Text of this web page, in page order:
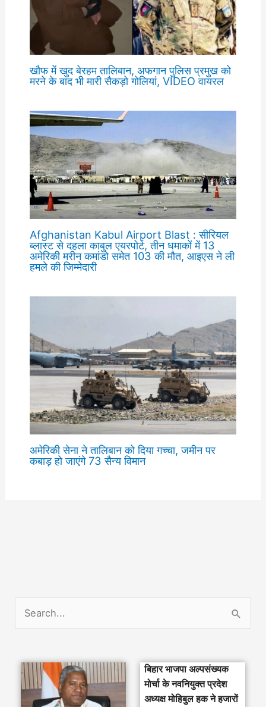
खौफ में खुद बेरहम तालिबान, अफगान पुलिस प्रमुख को
मरने के बाद भी मारी सैकड़ो गोलियां, VIDEO वायरल
Afghanistan Kabul Airport Blast : सीरियल
ब्लास्ट से दहला काबुल एयरपोर्ट, तीन धमाकों में 13
अमेरिकी मरीन कमांडो समेत 103 की मौत, आइएस ने ली
हमले की जिम्मेदारी
अमेरिकी सेना ने तालिबान को दिया गच्चा, जमीन पर
कबाड़ हो जाएंगे 73 सैन्य विमान
बिहार भाजपा अल्पसंख्यक
मोर्चा के नवनियुक्त प्रदेश
अध्यक्ष मोहिबुल हक ने हजारों